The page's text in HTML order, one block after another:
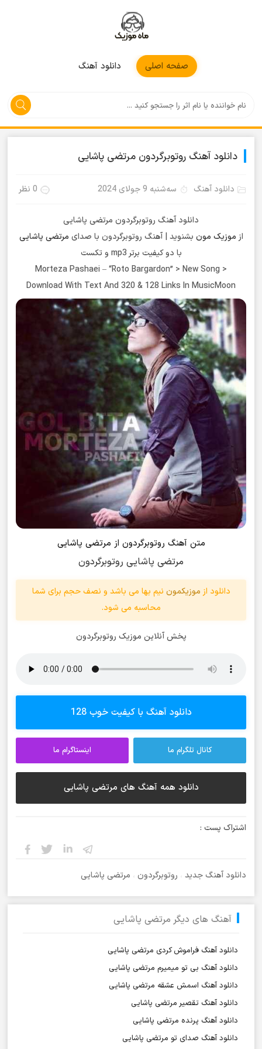
صفحه اصلی دانلود آهنگ
دانلود آهنگ روتوبرگردون مرتضی پاشایی
دانلود آهنگ سه‌شنبه 9 جولای 2024 0 نظر
دانلود آهنگ روتوبرگردون مرتضی پاشایی
از موزیک مون بشنوید | آهنگ روتوبرگردون با صدای مرتضی پاشایی
با دو کیفیت برتر mp3 و تکست
Morteza Pashaei – “Roto Bargardon” > New Song >
Download With Text And 320 & 128 Links In MusicMoon
متن آهنگ روتوبرگردون از مرتضی پاشایی
مرتضی پاشایی روتوبرگردون
دانلود ازموزیکمون نیم بها می باشد و نصف حجم برای شما
محاسبه می شود.
پخش آنلاین موزیک روتوبرگردون
دانلود آهنگ با کیفیت خوب 128
کانال تلگرام ما اینستاگرام ما
دانلود همه آهنگ های مرتضی پاشایی
اشتراک پست :
دانلود آهنگ جدید ، روتوبرگردون ، مرتضی پاشایی
آهنگ های دیگر مرتضی پاشایی
دانلود آهنگ فراموش کردی مرتضی پاشایی
دانلود آهنگ بی تو میمیرم مرتضی پاشایی
دانلود آهنگ اسمش عشقه مرتضی پاشایی
دانلود آهنگ تقصیر مرتضی پاشایی
دانلود آهنگ پرنده مرتضی پاشایی
دانلود آهنگ صدای تو مرتضی پاشایی